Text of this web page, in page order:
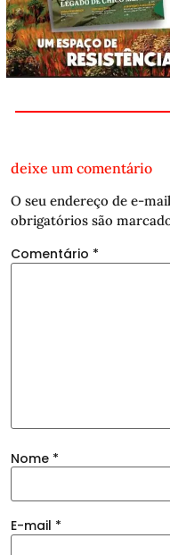
deixe um comentário
O seu endereço de e-
obrigatórios são
Comentário *
Nome *
E-mail *